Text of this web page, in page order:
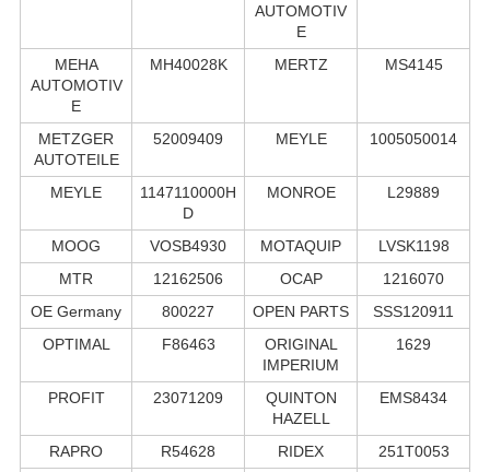
AUTOMOTIV
E
MEHA
AUTOMOTIV
E
MH40028K MERTZ MS4145
METZGER
AUTOTEILE
52009409 MEYLE 1005050014
MEYLE
1147110000H
D
MONROE L29889
MOOG VOSB4930 MOTAQUIP
LVSK1198
MTR
12162506 OCAP
1216070
OE Germany
800227 OPEN PARTS
SSS120911
OPTIMAL
F86463
ORIGINAL
IMPERIUM
1629
PROFIT 23071209
QUINTON
HAZELL
EMS8434
RAPRO R54628 RIDEX
251T0053